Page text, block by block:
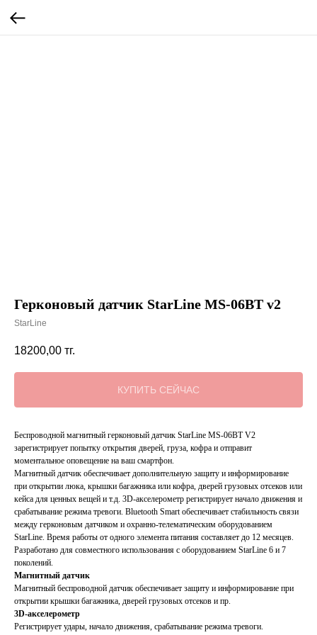
Герконовый датчик StarLine MS-06BT v2
StarLine
18200,00 тг.
КУПИТЬ СЕЙЧАС
Беспроводной магнитный герконовый датчик StarLine MS-06BT V2
зарегистрирует попытку открытия дверей, груза, кофра и отправит
моментальное оповещение на ваш смартфон.
Магнитный датчик обеспечивает дополнительную защиту и информирование
при открытии люка, крышки багажника или кофра, дверей грузовых отсеков или
кейса для ценных вещей и т.д. 3D-акселерометр регистрирует начало движения и
срабатывание режима тревоги. Bluetooth Smart обеспечивает стабильность связи
между герконовым датчиком и охранно-телематичеcким оборудованием
StarLine. Время работы от одного элемента питания составляет до 12 месяцев.
Разработано для совместного использования с оборудованием StarLine 6 и 7
поколений.
Магнитный датчик
Магнитный беспроводной датчик обеспечивает защиту и информирование при
открытии крышки багажника, дверей грузовых отсеков и пр.
3D-акселерометр
Регистрирует удары, начало движения, срабатывание режима тревоги.